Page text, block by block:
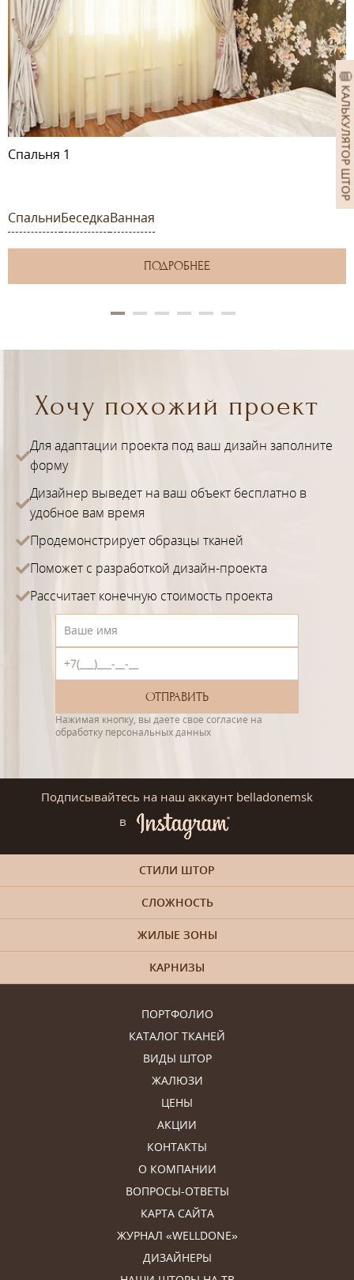
КАЛЬКУЛЯТОР ШТОР
Спальня 1
СпальниБеседкаВанная
ПОДРОБНЕЕ
Хочу похожий проект
Для адаптации проекта под ваш дизайн заполните
форму
Дизайнер выведет на ваш объект бесплатно в
удобное вам время
Продемонстрирует образцы тканей
Поможет с разработкой дизайн-проекта
Рассчитает конечную стоимость проекта
Нажимая кнопку, вы даете свое согласие на
обработку персональных данных
Подписывайтесь на наш аккаунт belladonemsk
в
ПОРТФОЛИО
КАТАЛОГ ТКАНЕЙ
ВИДЫ ШТОР
ЖАЛЮЗИ
ЦЕНЫ
АКЦИИ
КОНТАКТЫ
О КОМПАНИИ
ВОПРОСЫ-ОТВЕТЫ
КАРТА САЙТА
ЖУРНАЛ «WELLDONE»
ДИЗАЙНЕРЫ
СТИЛИ ШТОР
СЛОЖНОСТЬ
ЖИЛЫЕ ЗОНЫ
КАРНИЗЫ